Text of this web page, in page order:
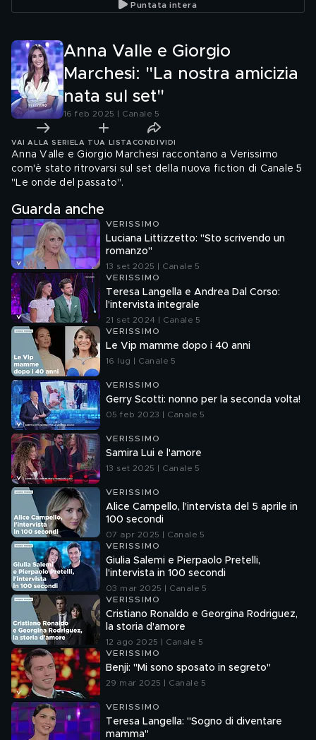
Puntata intera
Anna Valle e Giorgio
Marchesi: "La nostra amicizia
nata sul set"
16 feb 2025 | Canale 5
VAI ALLA SERIE LA TUA LISTA CONDIVIDI
Anna Valle e Giorgio Marchesi raccontano a Verissimo
com'è stato ritrovarsi sul set della nuova fiction di Canale 5
"Le onde del passato".
Guarda anche
VERISSIMO
Luciana Littizzetto: "Sto scrivendo un
romanzo"
13 set 2025 | Canale 5
VERISSIMO
Teresa Langella e Andrea Dal Corso:
l'intervista integrale
21 set 2024 | Canale 5
VERISSIMO
Le Vip mamme dopo i 40 anni
16 lug | Canale 5
VERISSIMO
Gerry Scotti: nonno per la seconda volta!
05 feb 2023 | Canale 5
VERISSIMO
Samira Lui e l'amore
13 set 2025 | Canale 5
VERISSIMO
Alice Campello, l'intervista del 5 aprile in
100 secondi
07 apr 2025 | Canale 5
VERISSIMO
Giulia Salemi e Pierpaolo Pretelli,
l'intervista in 100 secondi
03 mar 2025 | Canale 5
VERISSIMO
Cristiano Ronaldo e Georgina Rodriguez,
la storia d'amore
12 ago 2025 | Canale 5
VERISSIMO
Benji: "Mi sono sposato in segreto"
29 mar 2025 | Canale 5
VERISSIMO
Teresa Langella: "Sogno di diventare
mamma"